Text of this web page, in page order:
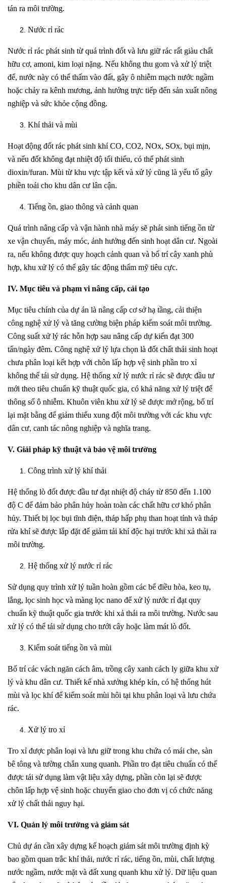
tán ra môi trường.
Nước rỉ rác
Nước rỉ rác phát sinh từ quá trình đốt và lưu giữ rác rất giàu chất
hữu cơ, amoni, kim loại nặng. Nếu không thu gom và xử lý triệt
để, nước này có thể thấm vào đất, gây ô nhiễm mạch nước ngầm
hoặc chảy ra kênh mương, ảnh hưởng trực tiếp đến sản xuất nông
nghiệp và sức khỏe cộng đồng.
Khí thải và mùi
Hoạt động đốt rác phát sinh khí CO, CO2, NOx, SOx, bụi mịn,
và nếu đốt không đạt nhiệt độ tối thiểu, có thể phát sinh
dioxin/furan. Mùi từ khu vực tập kết và xử lý cũng là yếu tố gây
phiền toái cho khu dân cư lân cận.
Tiếng ồn, giao thông và cảnh quan
Quá trình nâng cấp và vận hành nhà máy sẽ phát sinh tiếng ồn từ
xe vận chuyển, máy móc, ảnh hưởng đến sinh hoạt dân cư. Ngoài
ra, nếu không được quy hoạch cảnh quan và bố trí cây xanh phù
hợp, khu xử lý có thể gây tác động thẩm mỹ tiêu cực.
IV. Mục tiêu và phạm vi nâng cấp, cải tạo
Mục tiêu chính của dự án là nâng cấp cơ sở hạ tầng, cải thiện
công nghệ xử lý và tăng cường biện pháp kiểm soát môi trường.
Công suất xử lý rác hỗn hợp sau nâng cấp dự kiến đạt 300
tấn/ngày đêm. Công nghệ xử lý lựa chọn là đốt chất thải sinh hoạt
chưa phân loại kết hợp với chôn lấp hợp vệ sinh phần tro xỉ
không thể tái sử dụng. Hệ thống xử lý nước rỉ rác sẽ được đầu tư
mới theo tiêu chuẩn kỹ thuật quốc gia, có khả năng xử lý triệt để
thông số ô nhiễm. Khuôn viên khu xử lý sẽ được mở rộng, bố trí
lại mặt bằng để giảm thiểu xung đột môi trường với các khu vực
dân cư, canh tác nông nghiệp và nghĩa trang.
V. Giải pháp kỹ thuật và bảo vệ môi trường
Công trình xử lý khí thải
Hệ thống lò đốt được đầu tư đạt nhiệt độ cháy từ 850 đến 1.100
độ C để đảm bảo phân hủy hoàn toàn các chất hữu cơ khó phân
hủy. Thiết bị lọc bụi tĩnh điện, tháp hấp phụ than hoạt tính và tháp
rửa khí sẽ được lắp đặt để giảm tải khí độc hại trước khi xả thải ra
môi trường.
Hệ thống xử lý nước rỉ rác
Sử dụng quy trình xử lý tuần hoàn gồm các bể điều hòa, keo tụ,
lắng, lọc sinh học và màng lọc nano để xử lý nước rỉ đạt quy
chuẩn kỹ thuật quốc gia trước khi xả thải ra môi trường. Nước sau
xử lý có thể tái sử dụng cho tưới cây hoặc làm mát lò đốt.
Kiểm soát tiếng ồn và mùi
Bố trí các vách ngăn cách âm, trồng cây xanh cách ly giữa khu xử
lý và khu dân cư. Thiết kế nhà xưởng khép kín, có hệ thống hút
mùi và lọc khí để kiểm soát mùi hôi tại khu phân loại và lưu chứa
rác.
Xử lý tro xỉ
Tro xỉ được phân loại và lưu giữ trong khu chứa có mái che, sàn
bê tông và tường chắn xung quanh. Phần tro đạt tiêu chuẩn có thể
được tái sử dụng làm vật liệu xây dựng, phần còn lại sẽ được
chôn lấp hợp vệ sinh hoặc chuyển giao cho đơn vị có chức năng
xử lý chất thải nguy hại.
VI. Quản lý môi trường và giám sát
Chủ dự án cần xây dựng kế hoạch giám sát môi trường định kỳ
bao gồm quan trắc khí thải, nước rỉ rác, tiếng ồn, mùi, chất lượng
nước ngầm, nước mặt và đất xung quanh khu xử lý. Dữ liệu quan